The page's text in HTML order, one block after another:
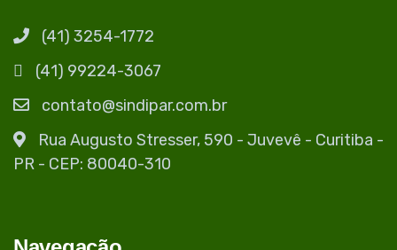
(41) 3254-1772
(41) 99224-3067
contato@sindipar.com.br
Rua Augusto Stresser, 590 - Juvevê - Curitiba -
PR - CEP: 80040-310